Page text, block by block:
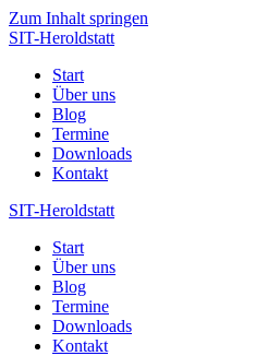
Zum Inhalt springen
SIT-Heroldstatt
Start
Über uns
Blog
Termine
Downloads
Kontakt
SIT-Heroldstatt
Start
Über uns
Blog
Termine
Downloads
Kontakt